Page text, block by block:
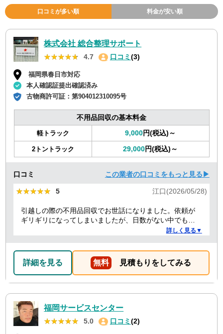
口コミが多い順 料金が安い順
株式会社 総合整理サポート
★★★★★
★★★★★ 4.7 口コミ (3)
福岡県春日市対応
本人確認証提出確認済み
古物商許可証：第904012310095号
不用品回収の基本料金
軽トラック 9,000円(税込)～
2トントラック 29,000円(税込)～
口コミ この業者の口コミをもっと見る▶
★★★★★
★★★★★ 5 江口(2026/05/28)
引越しの際の不用品回収でお世話になりました。依頼が
ギリギリになってしまいましたが、日数がない中でも迅
速に対応していただき、とても助かりました。 ありがと
詳しく見る▼
詳細を見る 無料 見積もりをしてみる
福岡サービスセンター
★★★★★
★★★★★ 5.0 口コミ (2)